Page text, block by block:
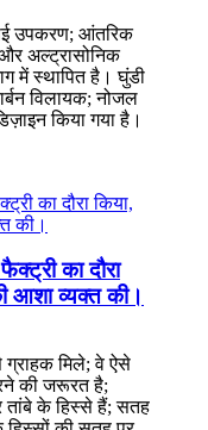
उपकरण; आंतरिक
अल्ट्रासोनिक
में स्थापित है। घुंडी
विलायक; नोजल
किया गया है।
का दौरा
आशा व्यक्त की।
ग्राहक मिले; वे ऐसे
की जरूरत है;
तांबे के हिस्से हैं; सतह